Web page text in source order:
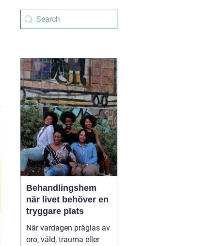
Behandlingshem
när livet behöver en
tryggare plats
När vardagen präglas av
oro, våld, trauma eller